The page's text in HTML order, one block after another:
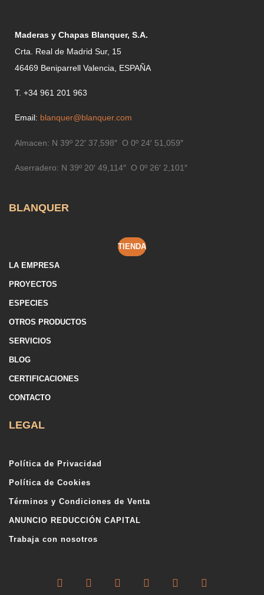
Maderas y Chapas Blanquer, S.A.
Crta. Real de Madrid Sur, 15
46469 Beniparrell Valencia, ESPAÑA
T. +34 961 201 963
Email: blanquer@blanquer.com
Almacen: N 39º 22′ 37,598″ O 0º 24′ 51,059″
Aserradero: N 39º 20′ 49,114″ O 0º 26′ 2,101″
BLANQUER
TIENDA
LA EMPRESA
PROYECTOS
ESPECIES
OTROS PRODUCTOS
SERVICIOS
BLOG
CERTIFICACIONES
CONTACTO
LEGAL
Política de Privacidad
Política de Cookies
Términos y Condiciones de Venta
ANUNCIO REDUCCIÓN CAPITAL
Trabaja con nosotros